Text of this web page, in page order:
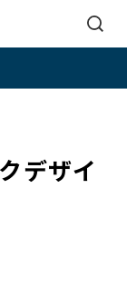
デザイ